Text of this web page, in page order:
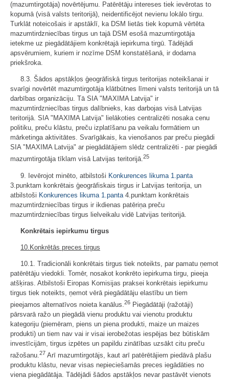
(mazumtirgotāja) novērtējumu. Patērētāju intereses tiek ievērotas to
kopumā (visā valsts teritorijā), neidentificējot nevienu lokālo tirgu.
Turklāt noteicošais ir apstāklī, ka DSM lietās tiek kopumā vērtēta
mazumtirdzniecības tirgus un tajā DSM esošā mazumtirgotāja
ietekme uz piegādātājiem konkrētajā iepirkuma tirgū. Tādējādi
apsvērumiem, kuriem ir nozīme DSM konstatēšanā, ir dodama
priekšroka.
8.3. Šādos apstākļos ģeogrāfiskā tirgus teritorijas noteikšanai ir
svarīgi novērtēt mazumtirgotāja klātbūtnes līmeni valsts teritorijā un tā
darbības organizāciju. Tā SIA "MAXIMA Latvija" ir
mazumtirdzniecības tirgus dalībnieks, kas darbojas visā Latvijas
teritorijā. SIA "MAXIMA Latvija" lielākoties centralizēti nosaka cenu
politiku, preču klāstu, preču izplatīšanu pa veikalu formātiem un
mārketinga aktivitātes. Svarīgākais, ka vienošanos par preču piegādi
SIA "MAXIMA Latvija" ar piegādātājiem slēdz centralizēti - par piegādi
mazumtirgotāja tīklam visā Latvijas teritorijā.25
9. Ievērojot minēto, atbilstoši Konkurences likuma 1.panta
3.punktam konkrētais ģeogrāfiskais tirgus ir Latvijas teritorija, un
atbilstoši Konkurences likuma 1.panta 4.punktam konkrētais
mazumtirdzniecības tirgus ir ikdienas patēriņa preču
mazumtirdzniecības tirgus lielveikalu vidē Latvijas teritorijā.
Konkrētais iepirkumu tirgus
10.Konkrētās preces tirgus
10.1. Tradicionāli konkrētais tirgus tiek noteikts, par pamatu ņemot
patērētāju viedokli. Tomēr, nosakot konkrēto iepirkuma tirgu, pieeja
atšķiras. Atbilstoši Eiropas Komisijas praksei konkrētais iepirkumu
tirgus tiek noteikts, ņemot vērā piegādātāju elastību un tiem
pieejamos alternatīvos noieta kanālus. 26 Piegādātāji (ražotāji)
pārsvarā ražo un piegādā vienu produktu vai vienotu produktu
kategoriju (piemēram, piens un piena produkti, maize un maizes
produkti) un tiem nav vai ir visai ierobežotas iespējas bez būtiskām
investīcijām, tirgus izpētes un papildu zinātības uzsākt citu preču
ražošanu.27 Arī mazumtirgotājs, kaut arī patērētājiem piedāvā plašu
produktu klāstu, nevar visas nepieciešamās preces iegādāties no
viena piegādātāja. Tādējādi šādos apstākļos nevar pastāvēt vienots